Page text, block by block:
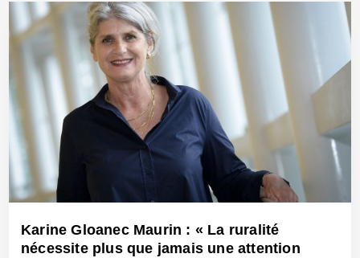
5 Avr 2024 - Réf: BW42176
Karine Gloanec Maurin : « La ruralité
nécessite plus que jamais une attention